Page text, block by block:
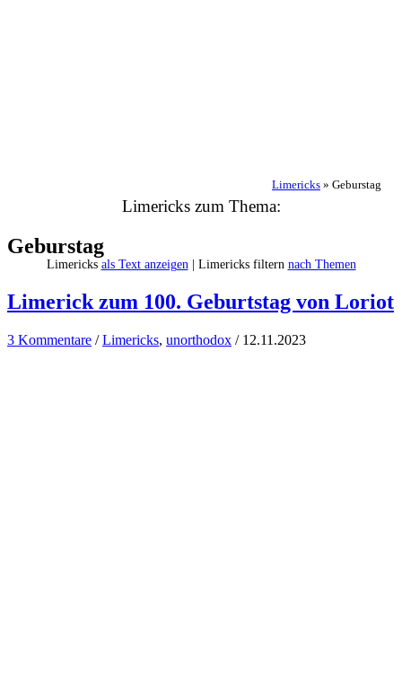
Limericks » Geburstag
Limericks zum Thema:
Geburstag
Limericks als Text anzeigen| Limericks filtern nach Themen
Limerick zum 100. Geburtstag von Loriot
3 Kommentare /Limericks, unorthodox / 12.11.2023